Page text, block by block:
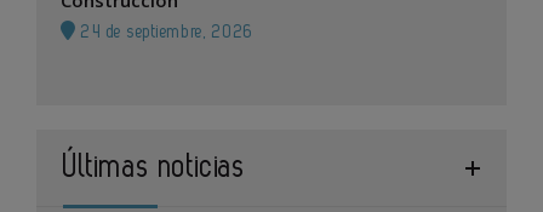
24 de septiembre, 2026
Últimas noticias